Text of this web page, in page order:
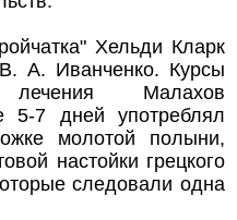
Хельди Кларк
А. Иванченко. Курсы
лечения Малахов
5-7 дней употреблял
молотой полыни,
настойки грецкого
следовали одна